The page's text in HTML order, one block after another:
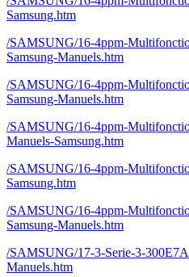
Samsung.htm
/SAMSUNG/16-4ppm-
Samsung-Manuels.htm
/SAMSUNG/16-4ppm-
Samsung-Manuels.htm
/SAMSUNG/16-4ppm-
Manuels-Samsung.htm
/SAMSUNG/16-4ppm-
Samsung.htm
/SAMSUNG/16-4ppm-
Samsung-Manuels.htm
/SAMSUNG/17-3-Serie-3-
Manuels.htm